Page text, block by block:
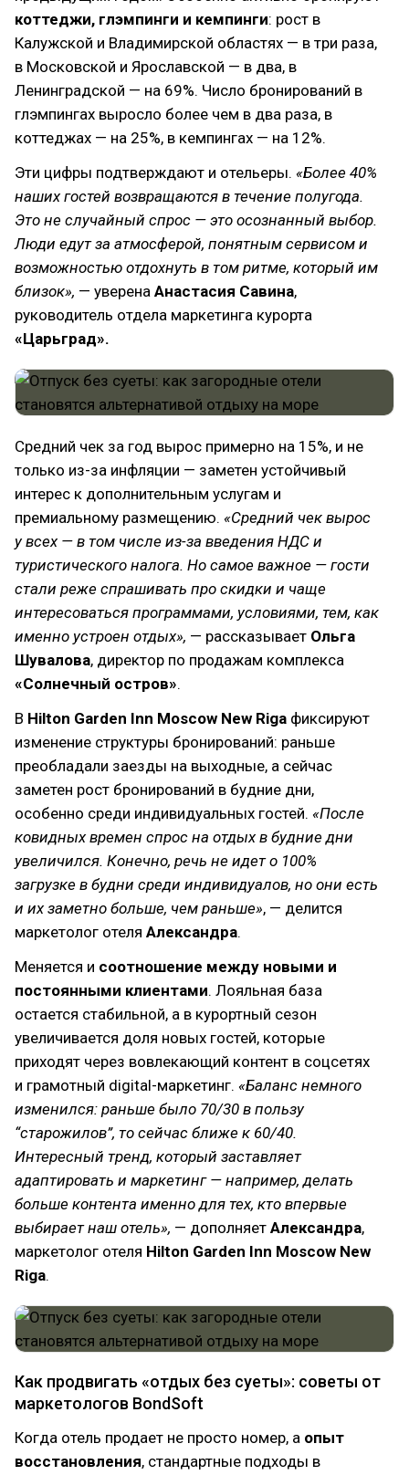
коттеджи, глэмпинги и кемпинги: рост в
Калужской и Владимирской областях — в три раза,
в Московской и Ярославской — в два, в
Ленинградской — на 69%. Число бронирований в
глэмпингах выросло более чем в два раза, в
коттеджах — на 25%, в кемпингах — на 12%.
Эти цифры подтверждают и отельеры. «Более 40%
наших гостей возвращаются в течение полугода.
Это не случайный спрос — это осознанный выбор.
Люди едут за атмосферой, понятным сервисом и
возможностью отдохнуть в том ритме, который им
близок», — уверена Анастасия Савина,
руководитель отдела маркетинга курорта
«Царьград».
Средний чек за год вырос примерно на 15%, и не
только из-за инфляции — заметен устойчивый
интерес к дополнительным услугам и
премиальному размещению. «Средний чек вырос
у всех — в том числе из-за введения НДС и
туристического налога. Но самое важное — гости
стали реже спрашивать про скидки и чаще
интересоваться программами, условиями, тем, как
именно устроен отдых», — рассказывает Ольга
Шувалова, директор по продажам комплекса
«Солнечный остров».
В Hilton Garden Inn Moscow New Riga фиксируют
изменение структуры бронирований: раньше
преобладали заезды на выходные, а сейчас
заметен рост бронирований в будние дни,
особенно среди индивидуальных гостей. «После
ковидных времен спрос на отдых в будние дни
увеличился. Конечно, речь не идет о 100%
загрузке в будни среди индивидуалов, но они есть
и их заметно больше, чем раньше», — делится
маркетолог отеля Александра.
Меняется и соотношение между новыми и
постоянными клиентами. Лояльная база
остается стабильной, а в курортный сезон
увеличивается доля новых гостей, которые
приходят через вовлекающий контент в соцсетях
и грамотный digital-маркетинг. «Баланс немного
изменился: раньше было 70/30 в пользу
“старожилов”, то сейчас ближе к 60/40.
Интересный тренд, который заставляет
адаптировать и маркетинг — например, делать
больше контента именно для тех, кто впервые
выбирает наш отель», — дополняет Александра,
маркетолог отеля Hilton Garden Inn Moscow New
Riga.
Как продвигать «отдых без суеты»: советы от
маркетологов BondSoft
Когда отель продает не просто номер, а опыт
восстановления, стандартные подходы в